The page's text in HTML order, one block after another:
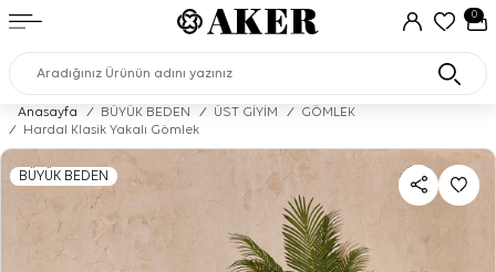
0
Anasayfa / BÜYÜK BEDEN / ÜST GİYİM /
GÖMLEK
/
Hardal Klasik Yakalı Gömlek
BÜYÜK BEDEN